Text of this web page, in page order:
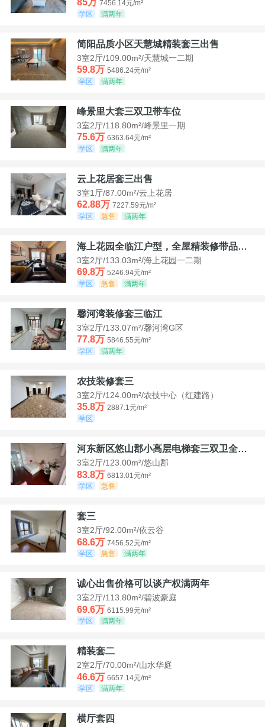
85万 7456.14元/m²
学区
满两年
简阳品质小区天慧城精装套三出售
3室2厅/109.00m²/天慧城一二期
59.8万 5486.24元/m²
学区
满两年
峰景里大套三双卫带车位
3室2厅/118.80m²/峰景里一期
75.6万 6363.64元/m²
学区
满两年
云上花居套三出售
3室1厅/87.00m²/云上花居
62.88万 7227.59元/m²
学区
急售 满两年
海上花园全临江户型，全屋精装修带品牌家具家电，诚意出售！
3室2厅/133.03m²/海上花园一二期
69.8万 5246.94元/m²
学区
急售 满两年
馨河湾装修套三临江
3室2厅/133.07m²/馨河湾G区
77.8万 5846.55元/m²
学区
满两年
农技装修套三
3室2厅/124.00m²/农技中心（红建路）
35.8万 2887.1元/m²
学区
河东新区悠山郡小高层电梯套三双卫全装带家具家电
3室2厅/123.00m²/悠山郡
83.8万 6813.01元/m²
学区
急售
套三
3室2厅/92.00m²/依云谷
68.6万 7456.52元/m²
学区
急售 满两年
诚心出售价格可以谈产权满两年
3室2厅/113.80m²/碧波豪庭
69.6万 6115.99元/m²
学区
满两年
精装套二
2室2厅/70.00m²/山水华庭
46.6万 6657.14元/m²
学区
满两年
横厅套四